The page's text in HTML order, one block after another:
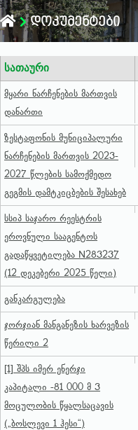
დოკუმენტები
სათაური
მყარი ნარჩენების მართვის
დანართი
ზესტაფონის მუნიციპალური
ნარჩენების მართვის 2023-
2027 წლების სამოქმედო
გეგმის დამტკიცბების შესახებ
სსიპ საჯარო რეესტრის
ეროვნული სააგენტოს
გადაწყვეტილება N283237
(12 დეკებერი 2025 წელი)
განკარგულება
ჯორჯიან მანგანეზის ხარვეზის
წერილი 2
[1] შპს იმერ ენერჯი
კაპიტალი -81 000 მ 3
მოცულობის წყალსაცავის
(„ბოსლევი 1 ჰესი“)